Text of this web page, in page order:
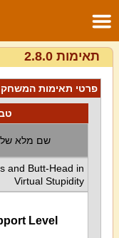
תאימות 2.8.0
פרטי תאימות המשחק
שם מלא
and Butt-Head in
Virtual Stupidity
Level